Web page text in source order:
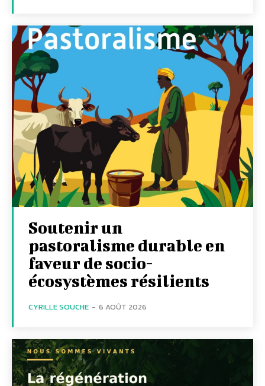
Soutenir un
pastoralisme durable en
faveur de socio-
écosystèmes résilients
CYRILLE SOUCHE - 6 AOÛT 2026